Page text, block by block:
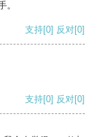
。
支持[0] 反对[0]
支持[0] 反对[0]